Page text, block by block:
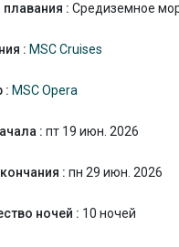
плавания : Средиземное
: MSC Cruises
: MSC Opera
: пт 19 июн. 2026
: пн 29 июн. 2026
ночей : 10 ночей